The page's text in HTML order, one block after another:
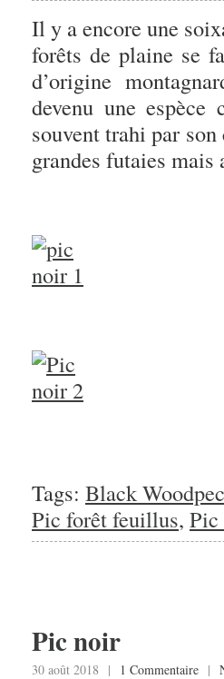
Il y a encore une
forêts de plaine se
d’origine
devenu une espèce
souvent trahi par
grandes futaies
Tags: Black
Pic forêt feuillus,
Pic noir
30 août 2018 | 1 Commentaire |